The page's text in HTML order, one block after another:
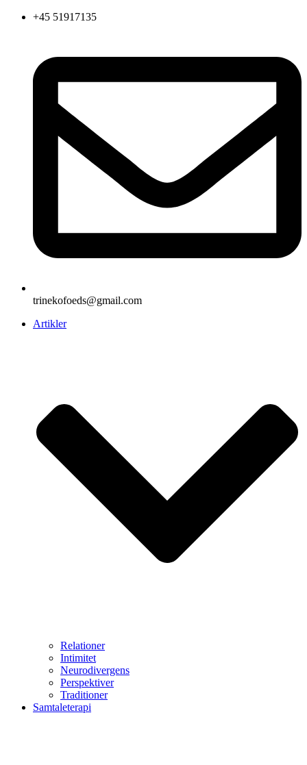
Videre+45 51917135
trinekofoeds@gmail.com
Artikler
Relationer
Intimitet
Neurodivergens
Perspektiver
Traditioner
Samtaleterapi